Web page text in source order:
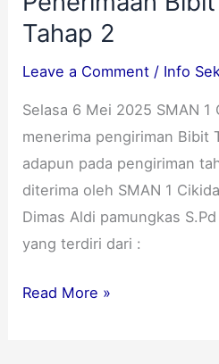
Tahap 2
Leave a Comment / Info
Selasa 6 Mei 2025 SMAN 1
menerima pengiriman Bibit
adapun pada pengiriman
diterima oleh SMAN 1
Dimas Aldi pamungkas
yang terdiri dari :
Read More »